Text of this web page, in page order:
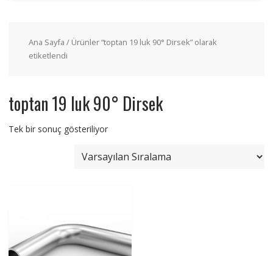
Ana Sayfa / Ürünler “toptan 19 luk 90° Dirsek” olarak
etiketlendi
toptan 19 luk 90° Dirsek
Tek bir sonuç gösteriliyor